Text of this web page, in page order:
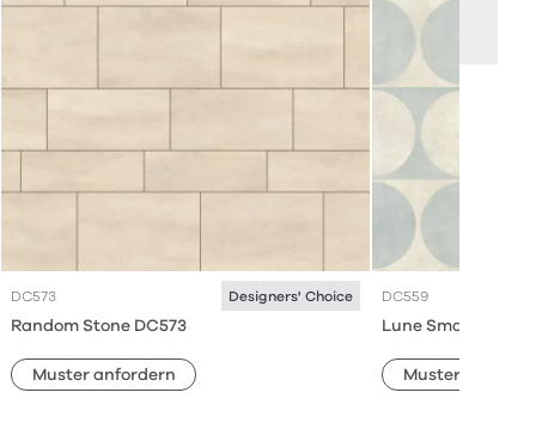
DC573 Designers' Choice
Random Stone DC573
Muster anfordern
DC559
Lune Small DC559
Muster